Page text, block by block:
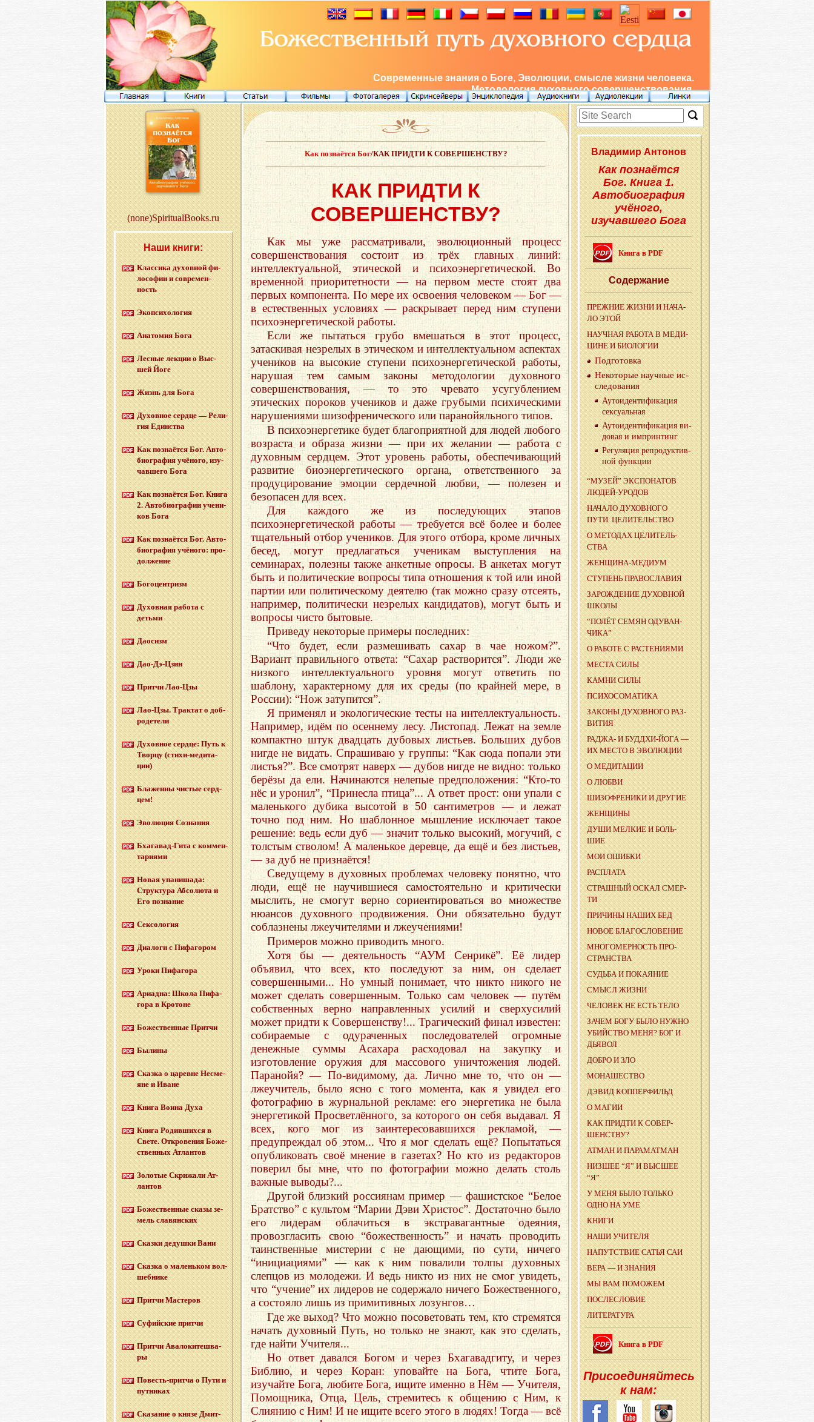
Современные знания о Боге, Эволюции, смысле жизни человека.
Методология духовного совершенствования.
Как познаётся Бог/КАК ПРИДТИ К СОВЕРШЕНСТВУ?
КАК ПРИДТИ К
СОВЕРШЕНСТВУ?
Как мы уже рассматривали, эволюционный процесс
совершенствования состоит из трёх главных линий:
интеллектуальной, этической и психоэнергетической. Во
временной приоритетности — на первом месте стоят два
первых компонента. По мере их освоения человеком — Бог —
в естественных условиях — раскрывает перед ним ступени
психоэнергетической работы.
Если же пытаться грубо вмешаться в этот процесс,
затаскивая незрелых в этическом и интеллектуальном аспектах
учеников на высокие ступени психоэнергетической работы,
нарушая тем самым законы методологии духовного
совершенствования, — то это чревато усугублением
этических пороков учеников и даже грубыми психическими
нарушениями шизофренического или паранойяльного типов.
В психоэнергетике будет благоприятной для людей любого
возраста и образа жизни — при их желании — работа с
духовным сердцем. Этот уровень работы, обеспечивающий
развитие биоэнергетического органа, ответственного за
продуцирование эмоции сердечной любви, — полезен и
безопасен для всех.
Для каждого же из последующих этапов
психоэнергетической работы — требуется всё более и более
тщательный отбор учеников. Для этого отбора, кроме личных
бесед, могут предлагаться ученикам выступления на
семинарах, полезны также анкетные опросы. В анкетах могут
быть и политические вопросы типа отношения к той или иной
партии или политическому деятелю (так можно сразу отсеять,
например, политически незрелых кандидатов), могут быть и
вопросы чисто бытовые.
Приведу некоторые примеры последних:
“Что будет, если размешивать сахар в чае ножом?”.
Вариант правильного ответа: “Сахар растворится”. Люди же
низкого интеллектуального уровня могут ответить по
шаблону, характерному для их среды (по крайней мере, в
России): “Нож затупится”.
Я применял и экологические тесты на интеллектуальность.
Например, идём по осеннему лесу. Листопад. Лежат на земле
компактно штук двадцать дубовых листьев. Больших дубов
нигде не видать. Спрашиваю у группы: “Как сюда попали эти
листья?”. Все смотрят наверх — дубов нигде не видно: только
берёзы да ели. Начинаются нелепые предположения: “Кто-то
нёс и уронил”, “Принесла птица”... А ответ прост: они упали с
маленького дубика высотой в 50 сантиметров — и лежат
точно под ним. Но шаблонное мышление исключает такое
решение: ведь если дуб — значит только высокий, могучий, с
толстым стволом! А маленькое деревце, да ещё и без листьев,
— за дуб не признаётся!
Сведущему в духовных проблемах человеку понятно, что
люди, ещё не научившиеся самостоятельно и критически
мыслить, не смогут верно сориентироваться во множестве
нюансов духовного продвижения. Они обязательно будут
соблазнены лжеучителями и лжеучениями!
Примеров можно приводить много.
Хотя бы — деятельность “АУМ Сенрикё”. Её лидер
объявил, что всех, кто последуют за ним, он сделает
совершенными... Но умный понимает, что никто никого не
может сделать совершенным. Только сам человек — путём
собственных верно направленных усилий и сверхусилий
может придти к Совершенству!... Трагический финал известен:
собираемые с одураченных последователей огромные
денежные суммы Асахара расходовал на закупку и
изготовление оружия для массового уничтожения людей.
Паранойя? — По-видимому, да. Лично мне то, что он —
лжеучитель, было ясно с того момента, как я увидел его
фотографию в журнальной рекламе: его энергетика не была
энергетикой Просветлённого, за которого он себя выдавал. Я
всех, кого мог из заинтересовавшихся рекламой, —
предупреждал об этом... Что я мог сделать ещё? Попытаться
опубликовать своё мнение в газетах? Но кто из редакторов
поверил бы мне, что по фотографии можно делать столь
важные выводы?...
Другой близкий россиянам пример — фашистское “Белое
Братство” с культом “Марии Дэви Христос”. Достаточно было
его лидерам облачиться в экстравагантные одеяния,
провозгласить свою “божественность” и начать проводить
таинственные мистерии с не дающими, по сути, ничего
“инициациями” — как к ним повалили толпы духовных
слепцов из молодежи. И ведь никто из них не смог увидеть,
что “учение” их лидеров не содержало ничего Божественного,
а состояло лишь из примитивных лозунгов…
Где же выход? Что можно посоветовать тем, кто стремятся
начать духовный Путь, но только не знают, как это сделать,
где найти Учителя...
Но ответ давался Богом и через Бхагавадгиту, и через
Библию, и через Коран: уповайте на Бога, чтите Бога,
изучайте Бога, любите Бога, ищите именно в Нём — Учителя,
Помощника, Отца, Цель, стремитесь к общению с Ним, к
Слиянию с Ним! И не ищите всего этого в людях! Тогда — всё
Вла­ди­мир Ан­то­нов
Как познаётся
Бог. Книга 1.
Автобиография
учёного,
изучавшего Бога
Книга в PDF
Со­дер­жа­ние
ПРЕЖ­НИЕ ЖИЗНИ И НА­ЧА­
ЛО ЭТОЙ
НА­УЧ­НАЯ РА­БО­ТА В МЕ­ДИ­
ЦИНЕ И БИО­ЛО­ГИИ
Под­го­тов­ка
Неко­то­рые на­уч­ные ис­
сле­до­ва­ния
Ауто­и­ден­ти­фи­ка­ция
сек­су­аль­ная
Ауто­и­ден­ти­фи­ка­ция ви­
до­вая и им­прин­тинг
Ре­гу­ля­ция ре­про­дук­тив­
ной функ­ции
“МУЗЕЙ” ЭКС­ПО­НА­ТОВ
ЛЮ­ДЕЙ-УРО­ДОВ
НА­ЧА­ЛО ДУ­ХОВ­НО­ГО
ПУТИ. ЦЕ­ЛИ­ТЕЛЬ­СТВО
О МЕ­ТО­ДАХ ЦЕ­ЛИ­ТЕЛЬ­
СТВА
ЖЕН­ЩИ­НА-МЕ­ДИ­УМ
СТУ­ПЕНЬ ПРА­ВО­СЛА­ВИЯ
ЗА­РОЖ­ДЕ­НИЕ ДУ­ХОВ­НОЙ
ШКОЛЫ
“ПОЛЁТ СЕМЯН ОДУ­ВАН­
ЧИ­КА”
О РА­БО­ТЕ С РАС­ТЕ­НИ­Я­МИ
МЕСТА СИЛЫ
КАМНИ СИЛЫ
ПСИ­ХО­СО­МА­ТИ­КА
ЗА­КО­НЫ ДУ­ХОВ­НО­ГО РАЗ­
ВИ­ТИЯ
РА­ДЖА- И БУД­ДХИ-ЙО­ГА —
ИХ МЕСТО В ЭВО­ЛЮ­ЦИИ
О МЕ­ДИ­ТА­ЦИИ
О ЛЮБВИ
ШИ­ЗО­ФРЕ­НИ­КИ И ДРУ­ГИЕ
ЖЕН­ЩИ­НЫ
ДУШИ МЕЛ­КИЕ И БОЛЬ­
ШИЕ
МОИ ОШИБ­КИ
РАС­ПЛА­ТА
СТРАШ­НЫЙ ОСКАЛ СМЕР­
ТИ
ПРИ­ЧИ­НЫ НАШИХ БЕД
НОВОЕ БЛА­ГО­СЛО­ВЕ­НИЕ
МНО­ГО­МЕР­НОСТЬ ПРО­
СТРАН­СТВА
СУДЬ­БА И ПО­КА­Я­НИЕ
СМЫСЛ ЖИЗНИ
ЧЕ­ЛО­ВЕК НЕ ЕСТЬ ТЕЛО
ЗАЧЕМ БОГУ БЫЛО НУЖНО
УБИЙ­СТВО МЕНЯ? БОГ И
ДЬЯ­ВОЛ
ДОБРО И ЗЛО
МО­НА­ШЕ­СТВО
ДЭВИД КОП­ПЕР­ФИЛЬД
О МАГИИ
КАК ПРИ­ДТИ К СО­ВЕР­
ШЕН­СТВУ?
АТМАН И ПА­РА­МАТ­МАН
НИЗ­ШЕЕ “Я” И ВЫС­ШЕЕ
“Я”
У МЕНЯ БЫЛО ТОЛЬ­КО
ОДНО НА УМЕ
КНИГИ
НАШИ УЧИ­ТЕ­ЛЯ
НА­ПУТ­СТВИЕ САТЬЯ САИ
ВЕРА — И ЗНА­НИЯ
МЫ ВАМ ПО­МО­ЖЕМ
ПО­СЛЕ­СЛО­ВИЕ
ЛИ­ТЕ­РА­ТУ­РА
Книга в PDF
При­со­еди­няй­тесь
к нам:
(none)SpiritualBooks.ru
Наши книги:
Клас­си­ка ду­хов­ной фи­
ло­со­фии и со­вре­мен­
ность
Эко­пси­хо­ло­гия
Ана­то­мия Бога
Лес­ные лек­ции о Выс­
шей Йоге
Жизнь для Бога
Ду­хов­ное серд­це — Ре­ли­
гия Един­ства
Как по­зна­ёт­ся Бог. Ав­то­
био­гра­фия учё­но­го, изу­
чав­ше­го Бога
Как по­зна­ёт­ся Бог. Книга
2. Ав­то­био­гра­фии уче­ни­
ков Бога
Как по­зна­ёт­ся Бог. Ав­то­
био­гра­фия учё­но­го: про­
дол­же­ние
Бо­го­цен­тризм
Ду­хов­ная ра­бо­та с
детьми
Дао­сизм
Дао-Дэ-Цзин
Прит­чи Лао-Цзы
Лао-Цзы. Трак­тат о доб­
ро­де­те­ли
Ду­хов­ное серд­це: Путь к
Твор­цу (сти­хи-ме­ди­та­
ции)
Бла­жен­ны чи­стые серд­
цем!
Эво­лю­ция Со­зна­ния
Бха­га­вад-Ги­та с ком­мен­
та­ри­я­ми
Новая упа­ни­ша­да:
Струк­ту­ра Аб­со­лю­та и
Его по­зна­ние
Сек­со­ло­гия
Диа­ло­ги с Пи­фа­го­ром
Уроки Пи­фа­го­ра
Ари­ад­на: Школа Пи­фа­
го­ра в Кро­тоне
Бо­же­ствен­ные Прит­чи
Бы­ли­ны
Сказ­ка о ца­ревне Несме­
яне и Иване
Книга Воина Духа
Книга Ро­див­ших­ся в
Свете. От­кро­ве­ния Бо­же­
ствен­ных Ат­лан­тов
Зо­ло­тые Cкри­жа­ли Ат­
лан­тов
Бо­же­ствен­ные сказы зе­
мель сла­вян­ских
Сказ­ки де­душ­ки Вани
Сказ­ка о ма­лень­ком вол­
шеб­ни­ке
Прит­чи Ма­сте­ров
Су­фий­ские прит­чи
Прит­чи Ава­ло­ки­те­шва­
ры
По­весть-прит­ча о Пути и
пут­ни­ках
Ска­за­ние о князе Дмит­